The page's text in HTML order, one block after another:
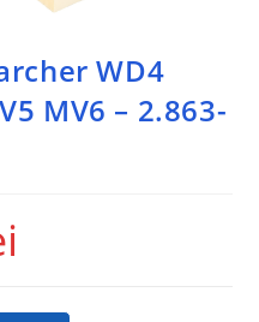
WD4
MV6 – 2.863-